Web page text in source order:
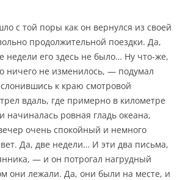
с той поры как он вернулся из своей
продолжительной поездки. Да,
недели его здесь не было… Ну что-же,
ничего не изменилось, — подумал
к краю смотровой
вдаль, где примерно в километре
начиналась ровная гладь океана,
очень спокойный и немного
Да, две недели… И эти два письма,
— и он потрогал нагрудный
они лежали. Да, они были на месте, и